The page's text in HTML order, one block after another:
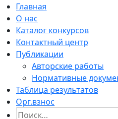
Главная
О нас
Каталог конкурсов
Контактный центр
Публикации
Авторские работы
Нормативные
Таблица результатов
Орг.взнос
Найти: